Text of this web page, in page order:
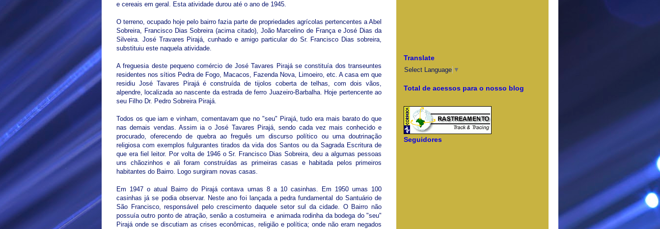
e cereais em geral. Esta atividade durou até o ano de 1945.
O terreno, ocupado hoje pelo bairro fazia parte de propriedades agrícolas pertencentes a Abel
Sobreira, Francisco Dias Sobreira (acima citado), João Marcelino de França e José Dias da
Silveira. José Travares Pirajá, cunhado e amigo particular do Sr. Francisco Dias sobreira,
substituiu este naquela atividade.
A freguesia deste pequeno comércio de José Tavares Pirajá se constituía dos transeuntes
residentes nos sítios Pedra de Fogo, Macacos, Fazenda Nova, Limoeiro, etc. A casa em que
residiu José Tavares Pirajá é construída de tijolos coberta de telhas, com dois vãos,
alpendre, localizada ao nascente da estrada de ferro Juazeiro-Barbalha. Hoje pertencente ao
seu Filho Dr. Pedro Sobreira Pirajá.
Todos os que iam e vinham, comentavam que no "seu" Pirajá, tudo era mais barato do que
nas demais vendas. Assim ia o José Tavares Pirajá, sendo cada vez mais conhecido e
procurado, oferecendo de quebra ao freguês um discurso político ou uma doutrinação
religiosa com exemplos fulgurantes tirados da vida dos Santos ou da Sagrada Escritura de
que era fiel leitor. Por volta de 1946 o Sr. Francisco Dias Sobreira, deu a algumas pessoas
uns chãozinhos e ali foram construídas as primeiras casas e habitada pelos primeiros
habitantes do Bairro. Logo surgiram novas casas.
Em 1947 o atual Bairro do Pirajá contava umas 8 a 10 casinhas. Em 1950 umas 100
casinhas já se podia observar. Neste ano foi lançada a pedra fundamental do Santuário de
São Francisco, responsável pelo crescimento daquele setor sul da cidade. O Bairro não
possuía outro ponto de atração, senão a costumeira e animada rodinha da bodega do "seu"
Pirajá onde se discutiam as crises econômicas, religião e política; onde não eram negados
Translate
Select Language ▼
Total de acessos para o nosso blog
Seguidores